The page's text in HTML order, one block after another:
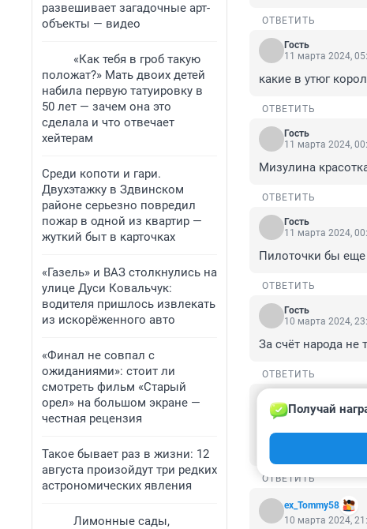
развешивает загадочные арт-
объекты — видео
«Как тебя в гроб такую
положат?» Мать двоих детей
набила первую татуировку в
50 лет — зачем она это
сделала и что отвечает
хейтерам
Среди копоти и гари.
Двухэтажку в Здвинском
районе серьезно повредил
пожар в одной из квартир —
жуткий быт в карточках
«Газель» и ВАЗ столкнулись на
улице Дуси Ковальчук:
водителя пришлось извлекать
из искорёженного авто
«Финал не совпал с
ожиданиями»: стоит ли
смотреть фильм «Старый
орел» на большом экране —
честная рецензия
Такое бывает раз в жизни: 12
августа произойдут три редких
астрономических явления
Лимонные сады,
ОТВЕТИТЬ
Гость
11 марта 2024,
какие в утюг
ОТВЕТИТЬ
Гость
11 марта 2024,
Мизулина
ОТВЕТИТЬ
Гость
11 марта 2024,
Пилоточки бы еще
ОТВЕТИТЬ
Гость
10 марта 2024,
За счёт народа
ОТВЕТИТЬ
10 марта 2024,
Сделайте
говорила:
ОТВЕТИТЬ
ex_Tommy58
Получай
10 марта 2024,